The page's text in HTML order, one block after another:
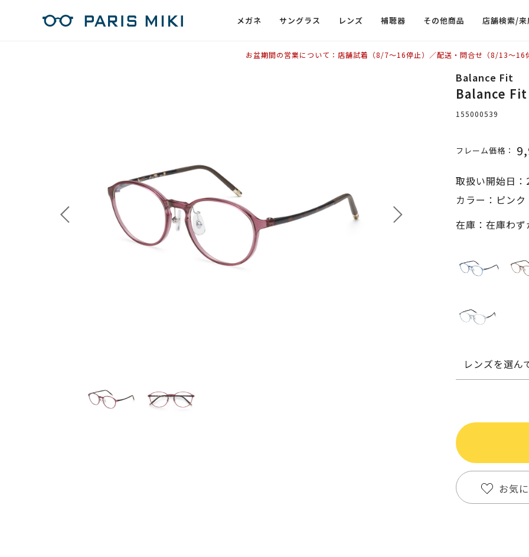
メガネ サングラス レンズ 補聴器 その他商品 店舗検索/
お盆期間の営業について：店舗試着（8/7〜16停止）／配送・問合せ（8/13〜16
Balance Fit
Balance Fit
155000539
フレーム価格：
取扱い開始日
カラー：ピン
在庫：在庫わず
レンズを選ん
お気